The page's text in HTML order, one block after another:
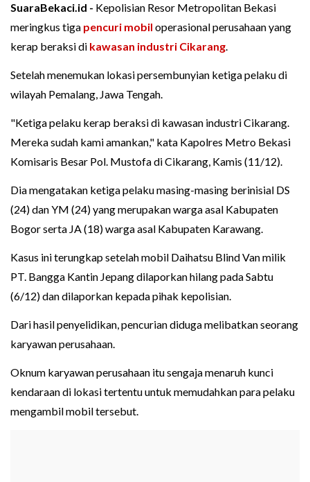
SuaraBekaci.id - Kepolisian Resor Metropolitan Bekasi
meringkus tiga pencuri mobil operasional perusahaan yang
kerap beraksi di kawasan industri Cikarang.
Setelah menemukan lokasi persembunyian ketiga pelaku di
wilayah Pemalang, Jawa Tengah.
"Ketiga pelaku kerap beraksi di kawasan industri Cikarang.
Mereka sudah kami amankan," kata Kapolres Metro Bekasi
Komisaris Besar Pol. Mustofa di Cikarang, Kamis (11/12).
Dia mengatakan ketiga pelaku masing-masing berinisial DS
(24) dan YM (24) yang merupakan warga asal Kabupaten
Bogor serta JA (18) warga asal Kabupaten Karawang.
Kasus ini terungkap setelah mobil Daihatsu Blind Van milik
PT. Bangga Kantin Jepang dilaporkan hilang pada Sabtu
(6/12) dan dilaporkan kepada pihak kepolisian.
Dari hasil penyelidikan, pencurian diduga melibatkan seorang
karyawan perusahaan.
Oknum karyawan perusahaan itu sengaja menaruh kunci
kendaraan di lokasi tertentu untuk memudahkan para pelaku
mengambil mobil tersebut.